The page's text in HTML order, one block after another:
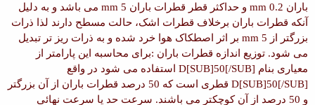
باران 0.2 mm و حداکثر قطر قطرات باران 5 mm
می باشد و به دلیل
آنکه قطرات باران برخلاف قطرات اشک، حالت مسطح دارند لذا ذرات
بزرگتر از 5 mm
بر اثر اصطکاک هوا خرد شده و به ذرات ریز تر تبدیل
می شود. توزیع اندازه قطرات باران :برای محاسبه این پارامتر از
معیاری بنام D[SUB]50[/SUB] استفاده می شود در واقع
D[SUB]50[/SUB] قطری است که 50 درصد قطرات باران از آن بزرگتر
و 50 درصد از آن کوچکتر می باشند. سرعت حد یا سرعت نهائی